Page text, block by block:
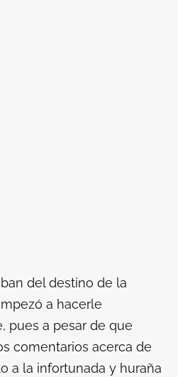
del destino de la
a hacerle
pues a pesar de que
comentarios acerca de
a la infortunada y huraña